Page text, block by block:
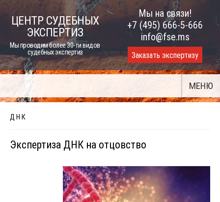
Skip
ЦЕНТР СУДЕБНЫХ
ЭКСПЕРТИЗ
Мы проводим более 30-ти видов
судебных экспертиз
Мы на связи!
+7 (495) 666-5-666
info@fse.ms
Заказать экспертизу
МЕНЮ
Д Н К
Экспертиза ДНК на отцовство